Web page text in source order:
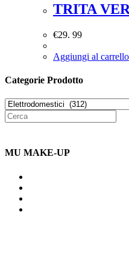
TRITA
€29. 99
Aggiungi al carrello
Categorie Prodotto
MU MAKE-UP